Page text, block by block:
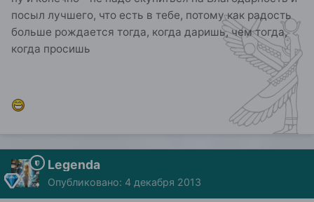
посыл лучшего, что есть в тебе, потому как радость
больше рождается тогда, когда даришь, чем тогда,
когда просишь
Legenda
Опубликовано: 4 декабря 2013